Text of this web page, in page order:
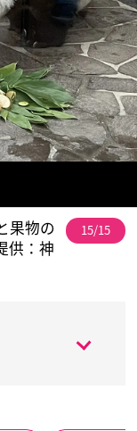
果物の
供：神
15/15